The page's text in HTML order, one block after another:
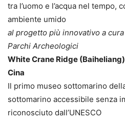
tra l’uomo e l’acqua nel tempo,
ambiente umido
al progetto più innovativo a
Parchi Archeologici
White Crane Ridge
Cina
Il primo museo sottomarino
sottomarino accessibile senza
riconosciuto dall’UNESCO